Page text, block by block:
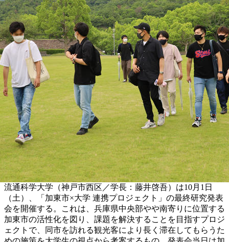
流通科学大学（神戸市西区／学長：藤井啓吾）は10月1日
（土）、「加東市×大学 連携プロジェクト」の最終研究発表
会を開催する。これは、兵庫県中央部やや南寄りに位置する
加東市の活性化を図り、課題を解決することを目指すプロジ
ェクトで、同市を訪れる観光客により長く滞在してもらうた